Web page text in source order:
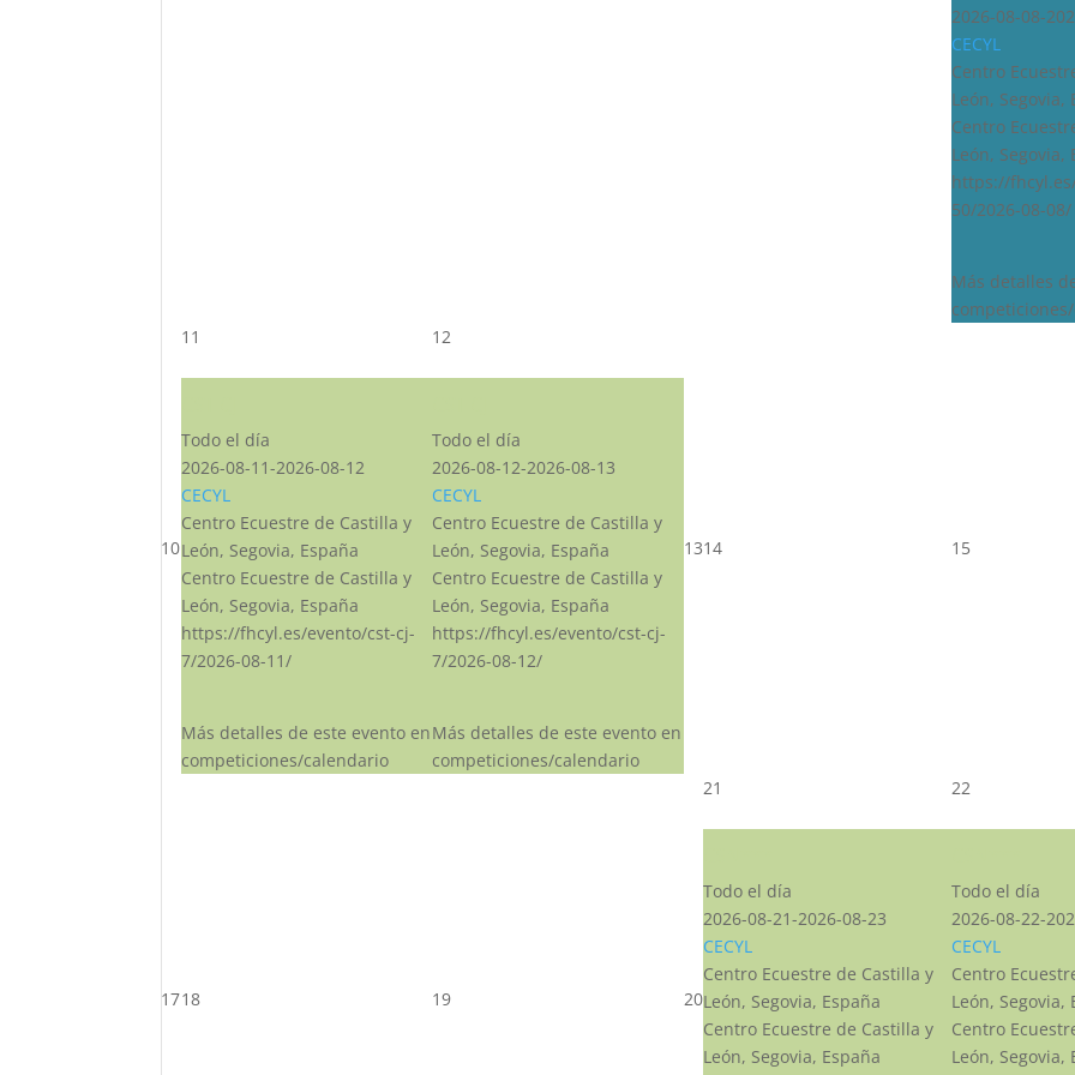
2026-08-08-
CECYL
Centro
León, Segovia,
Centro
León, Segovia,
https://
50/2026-08-08/
Más detalles
10
11
Todo el día
2026-08-11-2026-08-12
CECYL
Centro Ecuestre de Castilla y
León, Segovia, España
Centro Ecuestre de Castilla y
León, Segovia, España
https://fhcyl.es/evento/cst-cj-
7/2026-08-11/
Más detalles de este evento en
competiciones/calendario
12
Todo el día
2026-08-12-2026-08-13
CECYL
Centro Ecuestre de Castilla y
León, Segovia, España
Centro Ecuestre de Castilla y
León, Segovia, España
https://fhcyl.es/evento/cst-cj-
7/2026-08-12/
Más detalles de este evento en
competiciones/calendario
1314 15
1718 19 20
21
Todo el día
2026-08-21-2026-08-23
CECYL
Centro Ecuestre de Castilla y
León, Segovia, España
Centro Ecuestre de Castilla y
León, Segovia, España
22
Todo el día
2026-08-22-
CECYL
Centro
León, Segovia,
Centro
León, Segovia,